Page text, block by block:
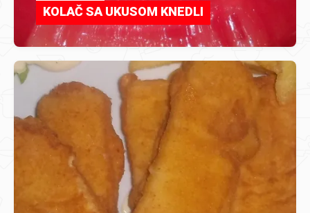
KOLAČ SA UKUSOM KNEDLI